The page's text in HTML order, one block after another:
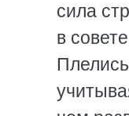
сила
в